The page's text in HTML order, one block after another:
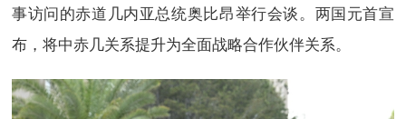
事访问的赤道几内亚总统奥比昂举行会谈。两国元首宣
布，将中赤几关系提升为全面战略合作伙伴关系。